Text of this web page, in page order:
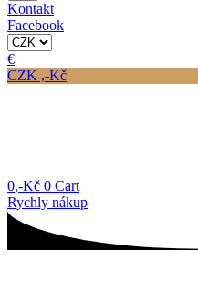
Kontakt
Facebook
€
CZK ,-Kč
0,-Kč 0 Cart
Rychly nákup